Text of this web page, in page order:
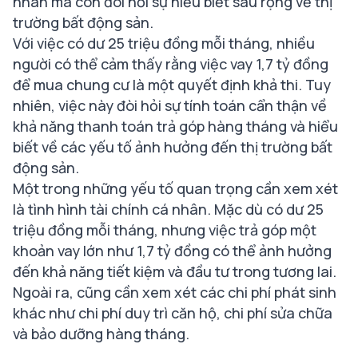
trường bất động sản.
Với việc có dư 25 triệu đồng mỗi tháng, nhiều
người có thể cảm thấy rằng việc vay 1,7 tỷ đồng
để mua chung cư là một quyết định khả thi. Tuy
nhiên, việc này đòi hỏi sự tính toán cẩn thận về
khả năng thanh toán trả góp hàng tháng và hiểu
biết về các yếu tố ảnh hưởng đến thị trường bất
động sản.
Một trong những yếu tố quan trọng cần xem xét
là tình hình tài chính cá nhân. Mặc dù có dư 25
triệu đồng mỗi tháng, nhưng việc trả góp một
khoản vay lớn như 1,7 tỷ đồng có thể ảnh hưởng
đến khả năng tiết kiệm và đầu tư trong tương lai.
Ngoài ra, cũng cần xem xét các chi phí phát sinh
khác như chi phí duy trì căn hộ, chi phí sửa chữa
và bảo dưỡng hàng tháng.